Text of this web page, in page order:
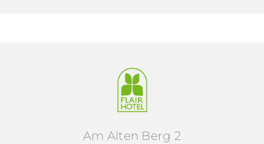
Am Alten Berg 2